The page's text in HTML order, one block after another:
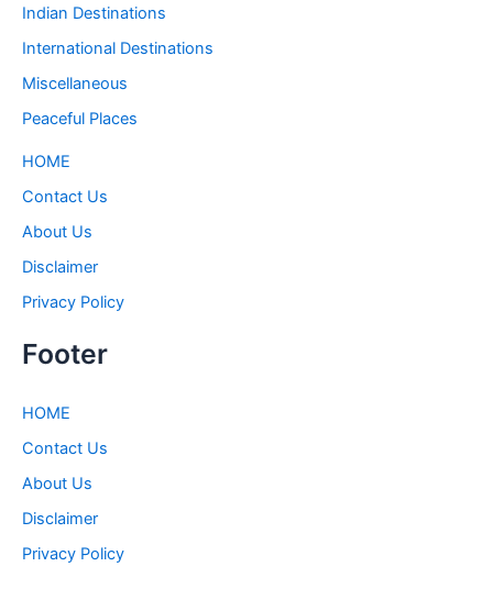
Indian Destinations
International Destinations
Miscellaneous
Peaceful Places
HOME
Contact Us
About Us
Disclaimer
Privacy Policy
Footer
HOME
Contact Us
About Us
Disclaimer
Privacy Policy